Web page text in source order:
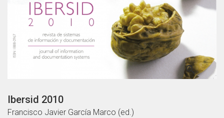

Ibersid 2010
Francisco Javier García Marco (ed.)